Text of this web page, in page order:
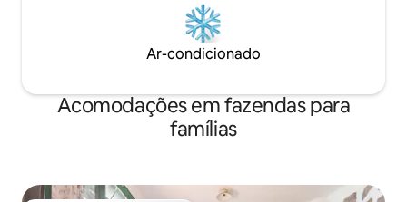
Ar-condicionado
Acomodações em fazendas para
famílias